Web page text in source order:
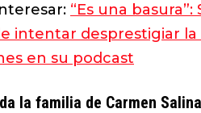
“Es una
intentar desprestigiar
en su podcast
la familia de Carmen